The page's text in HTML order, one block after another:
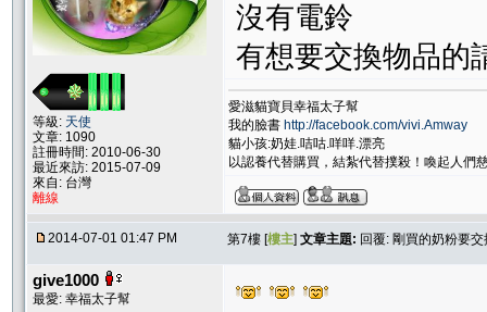
等級: 天使
文章: 1090
註冊時間: 2010-06-30
最近來訪: 2015-07-09
來自: 台灣
離線
沒有電鈴
有想要交換物品的
愛滋貓寶貝幸福太子幫
我的臉書 http://facebook.com/vivi.Amway
貓小孩:奶娃.咭咕.咩咩.漂亮
以認養代替購買，結紮代替撲殺！喚起人們
2014-07-01 01:47 PM 第7樓 [樓主] 文章主題: 回覆: 剛買的奶粉要
give1000
最愛: 幸福太子幫